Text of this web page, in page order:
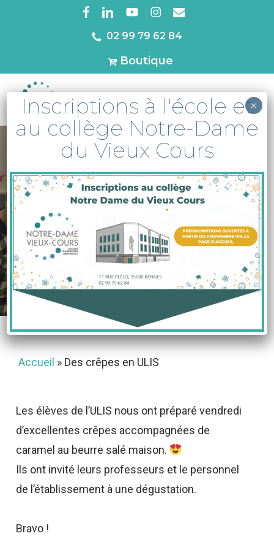
facebooklinkedinyoutubeinstagram
email
02 99 79 62 84
Boutique
MENU
A la une Actu Collège
Des crêpes en
ULIS
21 octobre 2022
Accueil » Des crêpes en ULIS
Les élèves de l’ULIS nous ont préparé vendredi
d’excellentes crêpes accompagnées de
caramel au beurre salé maison.
Ils ont invité leurs professeurs et le personnel
de l’établissement à une dégustation.
Bravo !
Inscriptions à l'école et
au collège Notre-Dame
du Vieux Cours
×